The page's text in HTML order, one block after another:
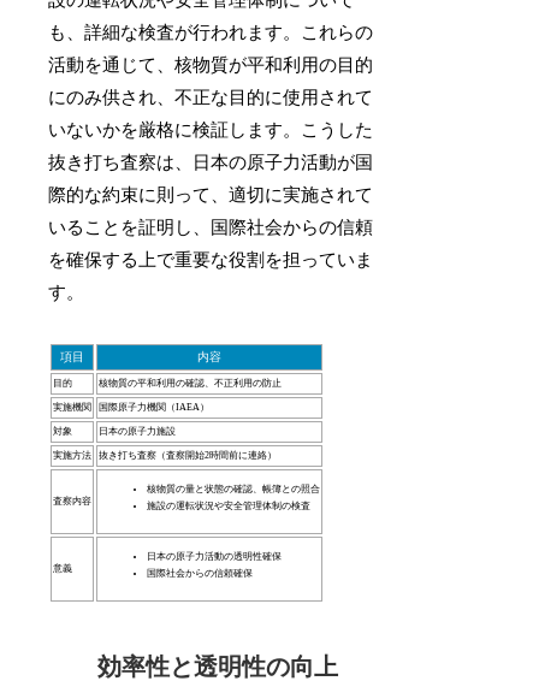
も、詳細な検査が行われます。これらの
活動を通じて、核物質が平和利用の目的
にのみ供され、不正な目的に使用されて
いないかを厳格に検証します。こうした
抜き打ち査察は、日本の原子力活動が国
際的な約束に則って、適切に実施されて
いることを証明し、国際社会からの信頼
を確保する上で重要な役割を担っていま
す。
項目 内容
目的 核物質の平和利用の確認、不正利用の防止
実施機関 国際原子力機関（IAEA）
対象 日本の原子力施設
実施方法 抜き打ち査察（査察開始2時間前に連絡）
査察内容
核物質の量と状態の確認、帳簿との照合
施設の運転状況や安全管理体制の検査
意義
日本の原子力活動の透明性確保
国際社会からの信頼確保
効率性と透明性の向上